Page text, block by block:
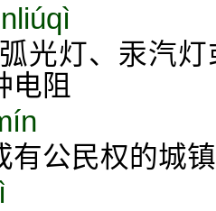
光灯、汞汽
电阻
有公民权的城